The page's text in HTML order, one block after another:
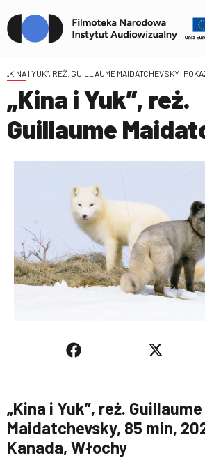
„KINA I YUK”, REŻ. GUILLAUME MAIDATCHEVSKY|
„Kina i Yuk”, reż.
Guillaume
„Kina i Yuk”, reż. Guillaume
Maidatchevsky, 85 min,
Kanada, Włochy